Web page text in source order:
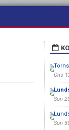
Ons
Sön
Sön